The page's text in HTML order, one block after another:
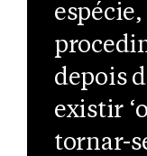
depois
existir
tornar-